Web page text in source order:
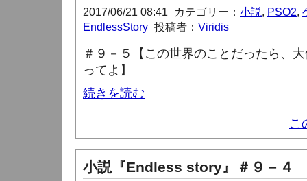
2017/06/21 08:41 カテゴリー： 小説, PSO2,
EndlessStory 投稿者： Viridis
＃９－５【この世界のことだったら、
ってよ】
続きを読む
こ
小説『Endless story』＃９－４